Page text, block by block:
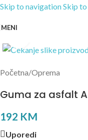
Skip to navigationSkip
MENI
Početna/Oprema
Guma za asfalt
192 KM
Uporedi